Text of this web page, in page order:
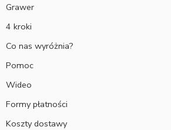
Grawer
4 kroki
Co nas wyróżnia?
Pomoc
Wideo
Formy płatności
Koszty dostawy